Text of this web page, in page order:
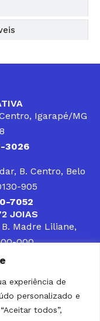
experiência de
personalizado e
todos”,
Igarapé/MG
3026
B. Centro, Belo
905
7052
JOIAS
Madre Liliane,
000
9 8309-8660
E SERVIÇOS
A ASSISTÊNCIA À
ATUA, SENDO
NA
POR
DO